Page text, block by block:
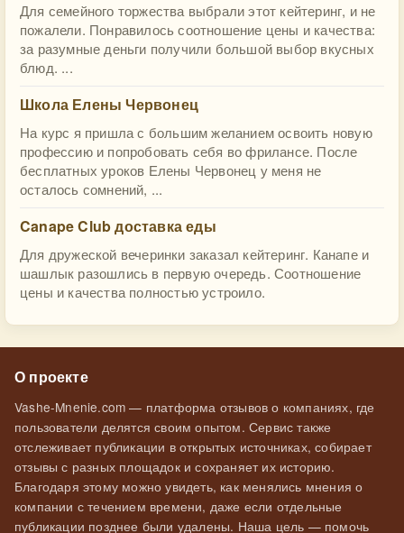
Для семейного торжества выбрали этот кейтеринг, и не
пожалели. Понравилось соотношение цены и качества:
за разумные деньги получили большой выбор вкусных
блюд. ...
Школа Елены Червонец
На курс я пришла с большим желанием освоить новую
профессию и попробовать себя во фрилансе. После
бесплатных уроков Елены Червонец у меня не
осталось сомнений, ...
Canape Club доставка еды
Для дружеской вечеринки заказал кейтеринг. Канапе и
шашлык разошлись в первую очередь. Соотношение
цены и качества полностью устроило.
О проекте
Vashe-Mnenie.com — платформа отзывов о компаниях, где
пользователи делятся своим опытом. Сервис также
отслеживает публикации в открытых источниках, собирает
отзывы с разных площадок и сохраняет их историю.
Благодаря этому можно увидеть, как менялись мнения о
компании с течением времени, даже если отдельные
публикации позднее были удалены. Наша цель — помочь